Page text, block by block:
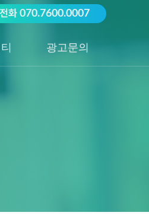
화 070.7600.0007
광고문의